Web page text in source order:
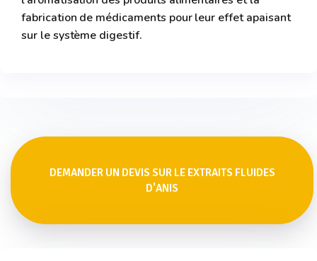
fabrication de médicaments pour leur effet apaisant
sur le système digestif.
DEMANDER UN DEVIS SUR LE EXTRAITS FLUIDES
D'ANIS